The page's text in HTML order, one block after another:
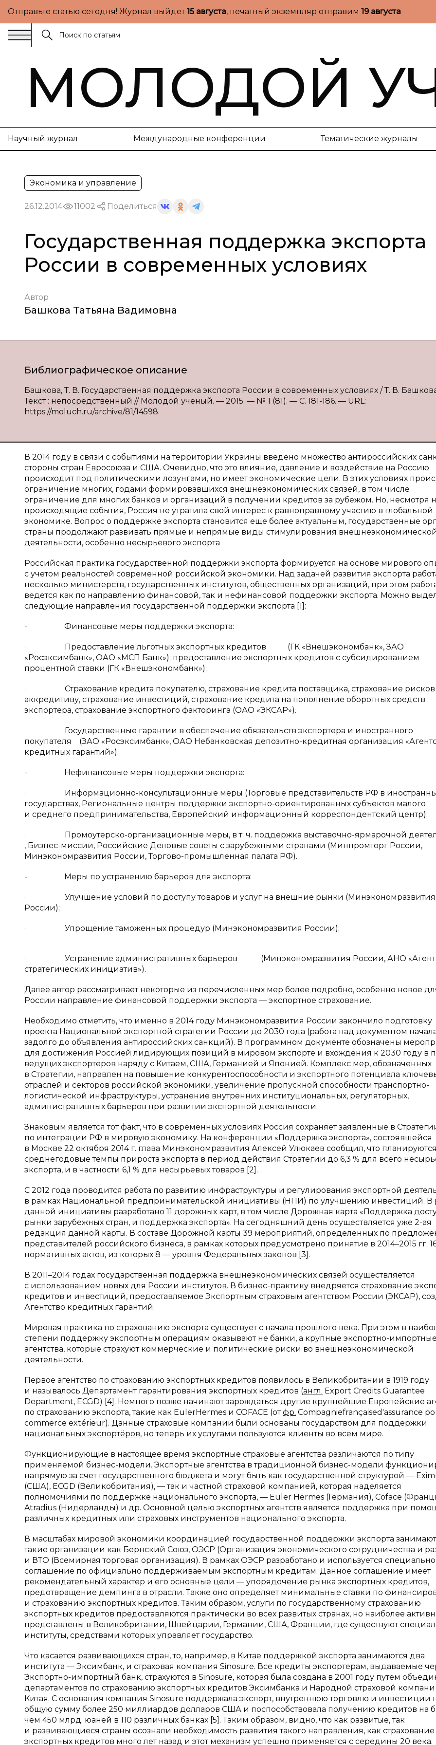
Отправьте статью сегодня! Журнал выйдет15 августа, печатный экземпляр отправим 19 августа
МОЛОДОЙ
Научный журнал Международные конференции Тематические журналы
Экономика и управление
26.12.2014 11002 Поделиться
Государственная поддержка экспорта
России в современных условиях
Автор
Башкова Татьяна Вадимовна
Библиографическое описание
Башкова, Т. В. Государственная поддержка экспорта России в современных условиях / Т. В.
Текст : непосредственный // Молодой ученый. — 2015. — № 1 (81). — С. 181-186. — URL:
https://moluch.ru/archive/81/14598.
В 2014 году в связи с событиями на территории Украины введено множество антироссийских
стороны стран Евросоюза и США. Очевидно, что это влияние, давление и воздействие на Россию
происходит под политическими лозунгами, но имеет экономические цели. В этих условиях
ограничение многих, годами формировавшихся внешнеэкономических связей, в том числе
ограничение для многих банков и организаций в получении кредитов за рубежом. Но, несмотря
происходящие события, Россия не утратила свой интерес к равноправному участию в глобальной
экономике. Вопрос о поддержке экспорта становится еще более актуальным, государственные
страны продолжают развивать прямые и непрямые виды стимулирования внешнеэкономической
деятельности, особенно несырьевого экспорта
Российская практика государственной поддержки экспорта формируется на основе мирового
с учетом реальностей современной российской экономики. Над задачей развития экспорта
несколько министерств, государственных институтов, общественных организаций, при этом
ведется как по направлению финансовой, так и нефинансовой поддержки экспорта. Можно
следующие направления государственной поддержки экспорта [1]:
- Финансовые меры поддержки экспорта:
· Предоставление льготных экспортных кредитов (ГК «Внешэкономбанк», ЗАО
«Росэксимбанк», ОАО «МСП Банк»); предоставление экспортных кредитов с субсидированием
процентной ставки (ГК «Внешэкономбанк»);
· Страхование кредита покупателю, страхование кредита поставщика, страхование рисков
аккредитиву, страхование инвестиций, страхование кредита на пополнение оборотных средств
экспортера, страхование экспортного факторинга (ОАО «ЭКСАР»).
· Государственные гарантии в обеспечение обязательств экспортера и иностранного
покупателя (ЗАО «Росэксимбанк», ОАО Небанковская депозитно-кредитная организация
кредитных гарантий»).
- Нефинансовые меры поддержки экспорта:
· Информационно-консультационные меры (Торговые представительств РФ в
государствах, Региональные центры поддержки экспортно-ориентированных субъектов малого
и среднего предпринимательства, Европейский информационный корреспондентский центр);
· Промоутерско-организационные меры, в т. ч. поддержка выставочно-ярмарочной
, Бизнес-миссии, Российские Деловые советы с зарубежными странами (Минпромторг России,
Минэкономразвития России, Торгово-промышленная палата РФ).
- Меры по устранению барьеров для экспорта:
· Улучшение условий по доступу товаров и услуг на внешние рынки (Минэкономразвития
России);
· Упрощение таможенных процедур (Минэкономразвития России);
· Устранение административных барьеров (Минэкономразвития России, АНО
стратегических инициатив»).
Далее автор рассматривает некоторые из перечисленных мер более подробно, особенно новое
России направление финансовой поддержки экспорта — экспортное страхование.
Необходимо отметить, что именно в 2014 году Минэкономразвития России закончило подготовку
проекта Национальной экспортной стратегии России до 2030 года (работа над документом
задолго до объявления антироссийских санкций). В программном документе обозначены
для достижения Россией лидирующих позиций в мировом экспорте и вхождения к 2030 году в
ведущих экспортеров наряду с Китаем, США, Германией и Японией. Комплекс мер, обозначенных
в Стратегии, направлен на повышение конкурентоспособности и экспортного потенциала
отраслей и секторов российской экономики, увеличение пропускной способности транспортно-
логистической инфраструктуры, устранение внутренних институциональных, регуляторных,
административных барьеров при развитии экспортной деятельности.
Знаковым является тот факт, что в современных условиях Россия сохраняет заявленные в
по интеграции РФ в мировую экономику. На конференции «Поддержка экспорта», состоявшейся
в Москве 22 октября 2014 г. глава Минэкономразвития Алексей Улюкаев сообщил, что планируются
среднегодовые темпы прироста экспорта в период действия Стратегии до 6,3 % для всего
экспорта, и в частности 6,1 % для несырьевых товаров [2].
С 2012 года проводится работа по развитию инфраструктуры и регулирования экспортной
в рамках Национальной предпринимательской инициативы (НПИ) по улучшению инвестиций. В
данной инициативы разработано 11 дорожных карт, в том числе Дорожная карта «Поддержка
рынки зарубежных стран, и поддержка экспорта». На сегодняшний день осуществляется уже 2-ая
редакция данной карты. В составе Дорожной карты 39 мероприятий, определенных по
представителей российского бизнеса, в рамках которых предусмотрено принятие в 2014–2015 гг.
нормативных актов, из которых 8 — уровня Федеральных законов [3].
В 2011–2014 годах государственная поддержка внешнеэкономических связей осуществляется
с использованием новых для России институтов. В бизнес-практику внедряется страхование
кредитов и инвестиций, предоставляемое Экспортным страховым агентством России (ЭКСАР),
Агентство кредитных гарантий.
Мировая практика по страхованию экспорта существует с начала прошлого века. При этом в
степени поддержку экспортным операциям оказывают не банки, а крупные экспортно-импортные
агентства, которые страхуют коммерческие и политические риски во внешнеэкономической
деятельности.
Первое агентство по страхованию экспортных кредитов появилось в Великобритании в 1919 году
и называлось Департамент гарантирования экспортных кредитов (англ. Export Credits Guarantee
Department, ECGD) [4]. Немного позже начинают зарождаться другие крупнейшие Европейские
по страхованию экспорта, такие как EulerHermes и COFACE (отфр. Compagniefrançaised'assurance
commerce extérieur). Данные страховые компании были основаны государством для поддержки
национальных экспортёров, но теперь их услугами пользуются клиенты во всем мире.
Функционирующие в настоящее время экспортные страховые агентства различаются по типу
применяемой бизнес-модели. Экспортные агентства в традиционной бизнес-модели
напрямую за счет государственного бюджета и могут быть как государственной структурой —
(США), ECGD (Великобритания), — так и частной страховой компанией, которая наделяется
полномочиями по поддержке национального экспорта, — Euler Hermes (Германия), Coface
Atradius (Нидерланды) и др. Основной целью экспортных агентств является поддержка при
различных кредитных или страховых инструментов национального экспорта.
В масштабах мировой экономики координацией государственной поддержки экспорта
такие организации как Бернский Союз, ОЭСР (Организация экономического сотрудничества и
и ВТО (Всемирная торговая организация). В рамках ОЭСР разработано и используется
соглашение по официально поддерживаемым экспортным кредитам. Данное соглашение имеет
рекомендательный характер и его основные цели — упорядочение рынка экспортных кредитов,
предотвращение демпинга в отрасли. Также оно определяет минимальные ставки по
и страхованию экспортных кредитов. Таким образом, услуги по государственному страхованию
экспортных кредитов предоставляются практически во всех развитых странах, но наиболее
представлены в Великобритании, Швейцарии, Германии, США, Франции, где существуют
институты, средствами которых управляет государство.
Что касается развивающихся стран, то, например, в Китае поддержкой экспорта занимаются два
института — Эксимбанк, и страховая компания Sinosure. Все кредиты экспортерам, выдаваемые
Экспортно-импортный банк, страхуются в Sinosure, которая была создана в 2001 году путем
департаментов по страхованию экспортных кредитов Эксимбанка и Народной страховой
Китая. C основания компания Sinosure поддержала экспорт, внутреннюю торговлю и инвестиции
общую сумму более 250 миллиардов долларов США и поспособствовала получению кредитов на
чем 450 млрд. юаней в 110 различных банках [5]. Таким образом, видно, что как развитые, так
и развивающиеся страны осознали необходимость развития такого направления, как страхование
экспортных кредитов много лет назад и этот механизм успешно применяется с середины 20 века.